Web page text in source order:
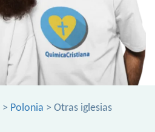
> Polonia > Otras iglesias